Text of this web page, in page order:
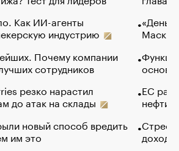
Как ИИ-агенты
индустрию
Почему компании
сотрудников
резко нарастил
до атак на склады
новый способ вредить
им это
Маск в
основ
ЕС
нефти